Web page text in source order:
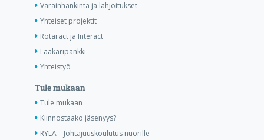
Varainhankinta ja lahjoitukset
Yhteiset projektit
Rotaract ja Interact
Lääkäripankki
Yhteistyö
Tule mukaan
Tule mukaan
Kiinnostaako jäsenyys?
RYLA – Johtajuuskoulutus nuorille